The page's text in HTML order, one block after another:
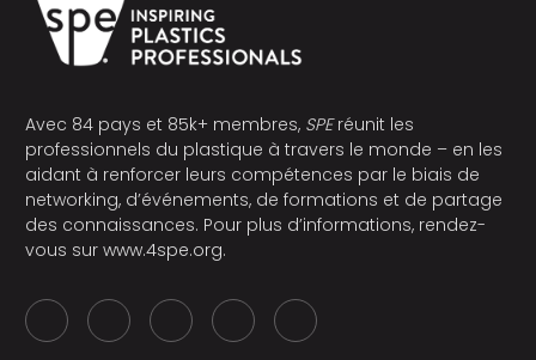
Avec 84 pays et 85k+ membres, SPEréunit les
professionnels du plastique à travers le monde – en les
aidant à renforcer leurs compétences par le biais de
networking, d’événements, de formations et de partage
des connaissances. Pour plus d’informations, rendez-
vous sur www.4spe.org.